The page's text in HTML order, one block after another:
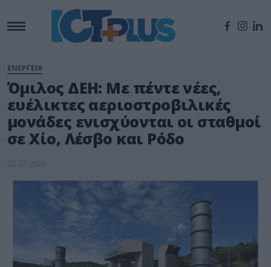
ΕΝΕΡΓΕΙΑ
Όμιλος ΔΕΗ: Με πέντε νέες,
ευέλικτες αεριοστροβιλικές
μονάδες ενισχύονται οι σταθμοί
σε Χίο, Λέσβο και Ρόδο
02.07.2026